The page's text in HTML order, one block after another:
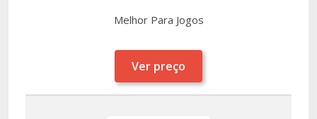
Melhor Para Jogos
Ver preço